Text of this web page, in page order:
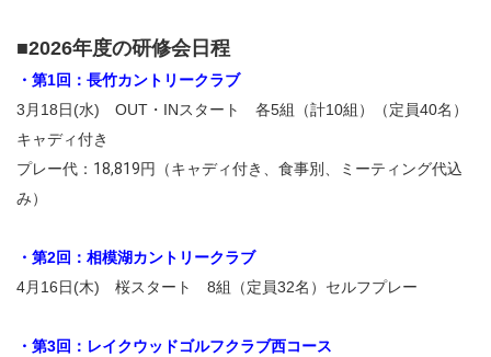
■2026年度の研修会日程
・第1回：長竹カントリークラブ
3月18日(水) OUT・INスタート 各5組（計10組）（定員40名）
キャディ付き
プレー代：18,819円（キャディ付き、食事別、ミーティング代込
み）
・第2回：相模湖カントリークラブ
4月16日(木) 桜スタート 8組（定員32名）セルフプレー
・第3回：レイクウッドゴルフクラブ西コース